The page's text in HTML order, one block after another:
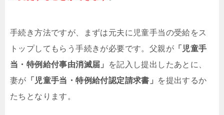
手続き方法ですが、まずは元夫に児童手当の受給をス
トップしてもらう手続きが必要です。父親が 「児童手
当・特例給付事由消滅届」
を記入し提出したあとに、
妻が 「児童手当・特例給付認定請求書」
を提出するか
たちとなります。